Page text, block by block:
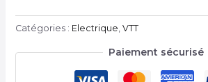
Catégories : Electrique, VTT
Paiement sécurisé